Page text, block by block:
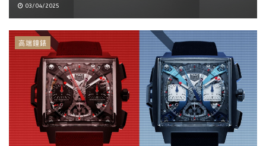
03/04/2025
高端鐘錶